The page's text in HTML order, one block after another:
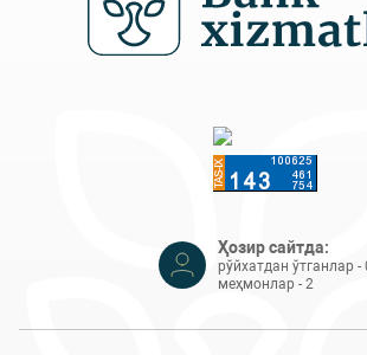
Ҳозир сайтда:
рўйхатдан ўтганлар -
меҳмонлар - 2